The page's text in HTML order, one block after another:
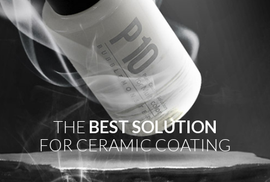
THE BEST SOLUTION
FOR CERAMIC COATING